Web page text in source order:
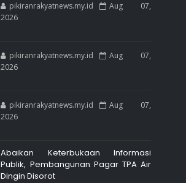
pikiranrakyatnews.my.id
Aug 07,
2026
pikiranrakyatnews.my.id
Aug 07,
2026
pikiranrakyatnews.my.id
Aug 07,
2026
Abaikan Keterbukaan Informasi
Publik, Pembangunan Pagar TPA Air
Dingin Disorot